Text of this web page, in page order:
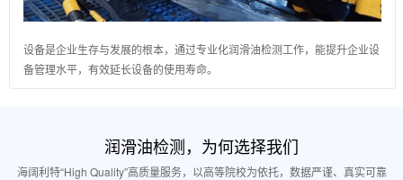
设备是企业生存与发展的根本，通过专业化润滑油检测工作，能提升企业设
备管理水平，有效延长设备的使用寿命。
润滑油检测，为何选择我们
海阔利特“High Quality”高质量服务，以高等院校为依托，数据严谨、真实可靠